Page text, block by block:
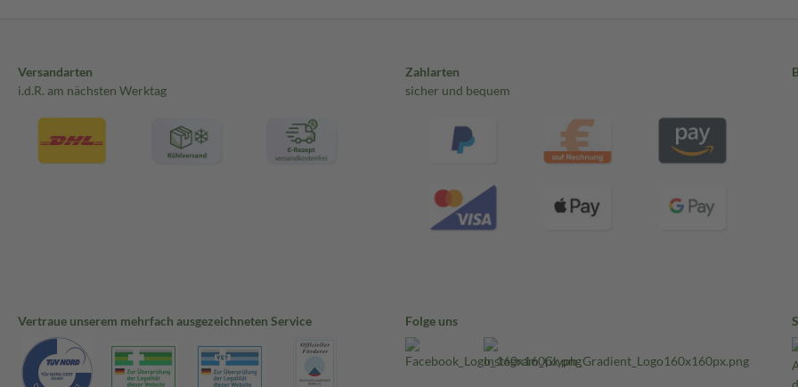
Versandarten
i.d.R. am nächsten Werktag
Zahlarten
sicher und bequem
Vertraue unserem mehrfach ausgezeichneten Service Folge uns